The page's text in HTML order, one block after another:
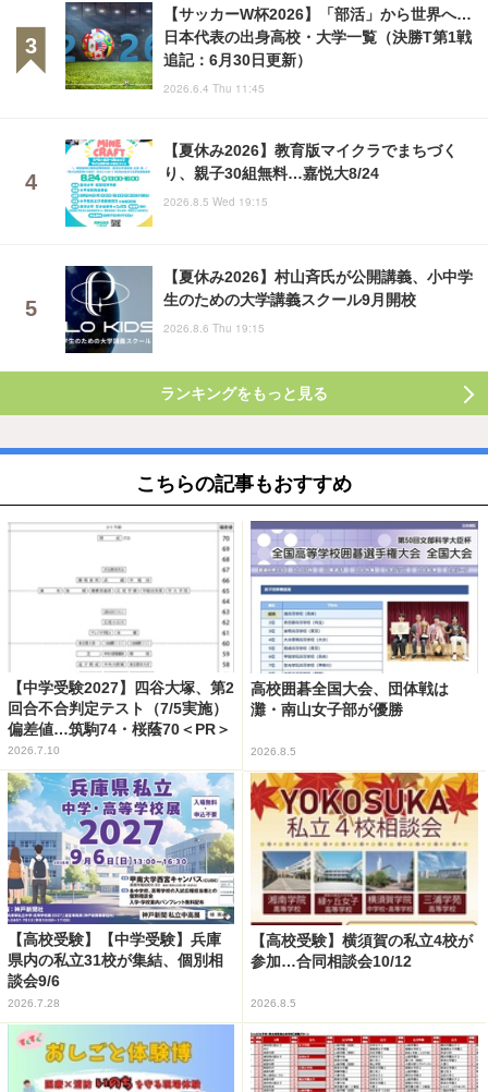
【サッカーW杯2026】「部活」から世界へ…
日本代表の出身高校・大学一覧（決勝T第1戦
追記：6月30日更新）
2026.6.4 Thu 11:45
【夏休み2026】教育版マイクラでまちづく
り、親子30組無料…嘉悦大8/24
2026.8.5 Wed 19:15
【夏休み2026】村山斉氏が公開講義、小中学
生のための大学講義スクール9月開校
2026.8.6 Thu 19:15
ランキングをもっと見る
こちらの記事もおすすめ
【中学受験2027】四谷大塚、第2
回合不合判定テスト（7/5実施）
偏差値…筑駒74・桜蔭70＜PR＞
2026.7.10
高校囲碁全国大会、団体戦は
灘・南山女子部が優勝
2026.8.5
【高校受験】【中学受験】兵庫
県内の私立31校が集結、個別相
談会9/6
2026.7.28
【高校受験】横須賀の私立4校が
参加…合同相談会10/12
2026.8.5